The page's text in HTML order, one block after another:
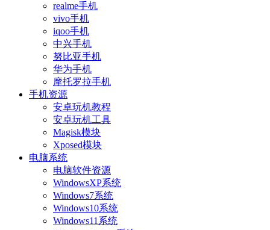
realme手机
vivo手机
iqoo手机
中兴手机
努比亚手机
华为手机
摩托罗拉手机
手机资源
安卓玩机教程
安卓玩机工具
Magisk模块
Xposed模块
电脑系统
电脑软件资源
WindowsXP系统
Windows7系统
Windows10系统
Windows11系统